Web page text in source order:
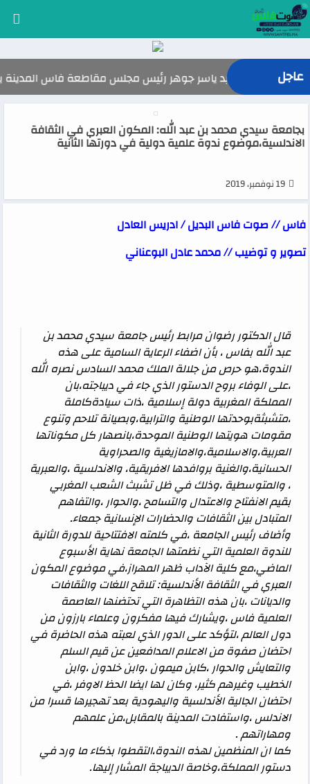
عاجل السيد ياسر جوهر رئيس مجلس مقاطعة فاس المدينة يهنئ صاحب
بجامعة سيدي محمد بن عبد الله: المكون العبري في الثقافة
الاندلسية،موضوع ندوة علمية دولية في دورتها الثانية
19 نوفمبر، 2019
فاس // صوت فاس البديل / ادريس العادل
تصوير و توضيب // محمد عادل البوعناني
قال الدكتور رضوان مرابط رئيس جامعة سيدي محمد بن
عبد الله بفاس ، بأن اضفاء الرعاية السامية على هذه
الندوة،هو حرص من جلالة الملك محمد السادس نصره الله
،على الوفاء بروح الدستور الذي جاء في ديباجته،بان
المملكة المغربية دولة إسلامية ،ذات سيادةكاملة
،متشبثةبوحدتها الوطنية والترابية،وبصيانة تلاحم وتنوع
مقومات هويتها الوطنية الموحدة،بانصهار كل مكوناتها
العربية،والاسلامية،والامازيغية والصحراوية
الحسانية،والغنية بروافدها الافريقية، والاندلسية ،والعبرية
، والمتوسطية ،وذلك في ظل تشبث الشعب المغربي
بقيم الانفتاح والاعتدال والتسامح ،والحوار ،والتفاهم
المتبادل بين الثقافات والحضارات الإنسانية جمعاء.
وأضاف رئيس الجامعة ،في كلمته الافتتاحية للدورة الثانية
للندوة العلمية التي نظمتها الجامعة نهاية الأسبوع
الماضي،مع كلية الآداب ظهر المهراز،في موضوع المكون
العبري في الثقافة الأندلسية: تلاقح اللغات والثقافات
والديانات ،بان هذه التظاهرة التي تحتضنها العاصمة
العلمية فاس ،ويشارك فيها مفكرون وعلماء بارزون من
دول العالم ،لتؤكد على الدور الذي لعبته هذه الحاضرة في
احتضان صفوة من الاعلام المدافعين عن قيم السلم
والتعايش والحوار ،كابن ميمون ،وابن خلدون ،وابن
الخطيب وغيرهم كثير، وكان لها ايضا الحظ الاوفر ،في
احتضان الجالية الأندلسية واليهودية بعد تهجيرها قسرا من
الاندلس ،واستفادت المدينة بالمقابل،من علمهم
ومهاراتهم .
كما ان المنظمين لهذه الندوة،التقطوا بذكاء ما ورد في
دستور المملكة،وخاصة الديباجة المشار إليها.